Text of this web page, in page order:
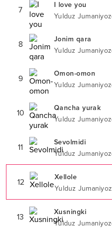
7
I love you
Yulduz
8
Jonim qara
Yulduz
9
Omon-omon
Yulduz
10
Qancha yurak
Yulduz
11
Sevolmidi
Yulduz
12
Xellole
Yulduz
13
Xusningki
Yulduz